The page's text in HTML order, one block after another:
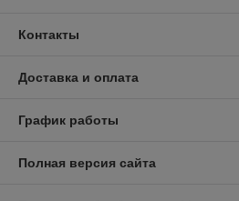
Контакты
Доставка и оплата
График работы
Полная версия сайта